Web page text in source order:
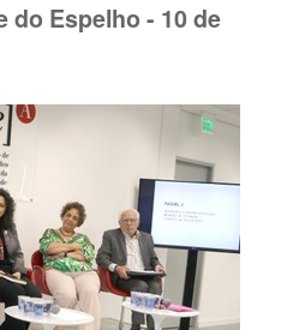
do Espelho - 10 de